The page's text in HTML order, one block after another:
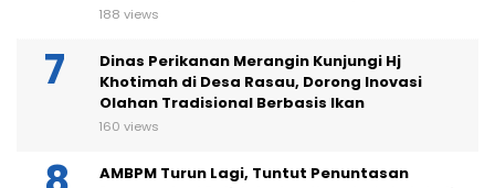
Senilai Rp400 Juta Disorot Warga
Dinas Perikanan Merangin Kunjungi Hj
Khotimah di Desa Rasau, Dorong Inovasi
Olahan Tradisional Berbasis Ikan